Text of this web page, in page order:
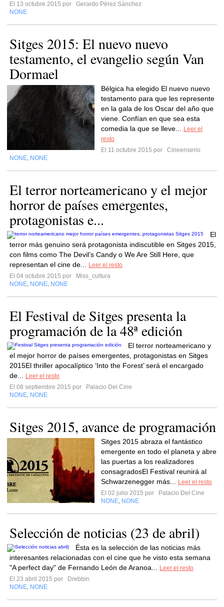
El 13 octubre 2015 por
Gerardo Pérez Sánchez
NONE
Sitges 2015: El nuevo nuevo
testamento, el evangelio según Van
Dormael
Bélgica ha elegido El nuevo nuevo
testamento para que les represente
en la gala de los Oscar del año que
viene. Confían en que sea esta
comedia la que se lleve...
Leer el
resto
El 11 octubre 2015 por
Cineenserio
NONE NONE
El terror norteamericano y el mejor
horror de países emergentes,
protagonistas e...
El
terror más genuino será protagonista indiscutible en Sitges 2015,
con films como The Devil’s Candy o We Are Still Here, que
representan el cine de...
Leer el resto
El 04 octubre 2015 por
Miss_cultura
NONE NONE NONE
El Festival de Sitges presenta la
programación de la 48ª edición
El terror norteamericano y
el mejor horror de países emergentes, protagonistas en Sitges
2015El thriller apocalíptico ‘Into the Forest’ será el encargado
de...
Leer el resto
El 08 septiembre 2015 por
Palacio Del Cine
NONE NONE
Sitges 2015, avance de programación
Sitges 2015 abraza el fantástico
emergente en todo el planeta y abre
las puertas a los realizadores
consagradosEl Festival reunirá al
Schwarzenegger más...
Leer el resto
El 02 julio 2015 por
Palacio Del Cine
NONE NONE
Selección de noticias (23 de abril)
Ésta es la selección de las noticias más
interesantes relacionadas con el cine que he visto esta semana
"A perfect day" de Fernando León de Aranoa...
Leer el resto
El 23 abril 2015 por
Drebbin
NONE NONE